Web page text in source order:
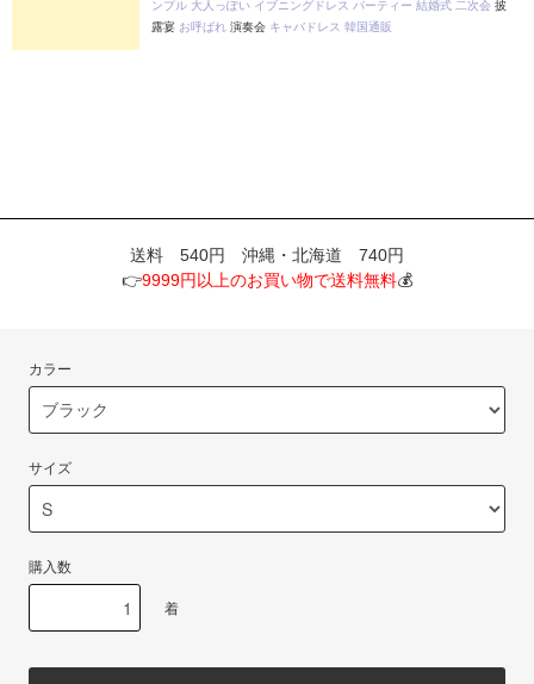
ンプル 大人っぽい イブニングドレス パーティー 結婚式 二次会 披
露宴 お呼ばれ 演奏会 キャバドレス 韓国通販
送料 540円 沖縄・北海道 740円
👉9999円以上のお買い物で送料無料💰
カラー
サイズ
購入数
着